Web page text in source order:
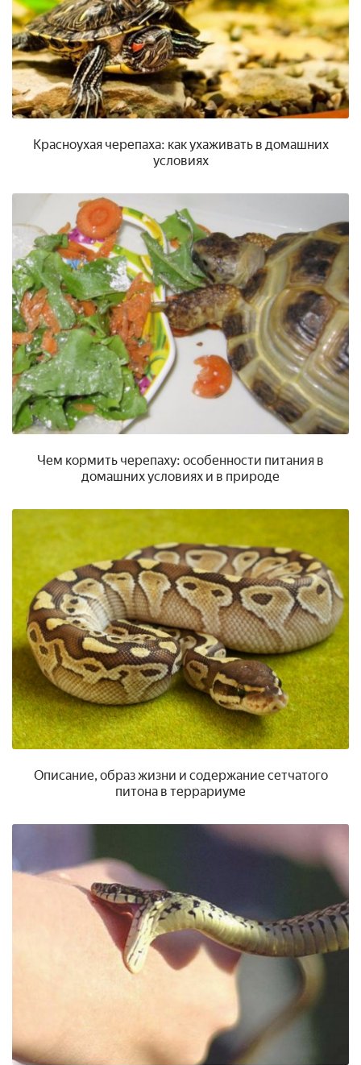
Красноухая черепаха: как ухаживать в домашних
условиях
Чем кормить черепаху: особенности питания в
домашних условиях и в природе
Описание, образ жизни и содержание сетчатого
питона в террариуме